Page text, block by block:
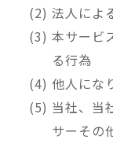
法人によ
本サービ
る行為
他人にな
当社、当
サーその